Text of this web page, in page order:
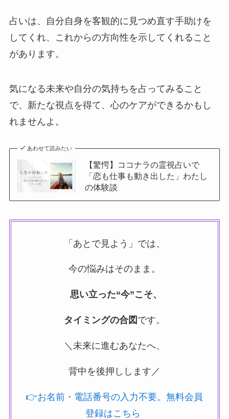
占いは、自分自身を客観的に見つめ直す手助けを
してくれ、これからの方向性を示してくれること
があります。
気になる未来や自分の気持ちを占ってみること
で、新たな視点を得て、心のケアができるかもし
れませんよ。
あわせて読みたい
【驚愕】ココナラの霊視占いで
「恋も仕事も動き出した」わたし
の体験談
「あとで見よう」では、
今の悩みはそのまま。
思い立った“今”こそ、
タイミングの合図 です。
＼未来に進むあなたへ、
背中を後押しします／
👉お名前・電話番号の入力不要。無料会員
登録はこちら